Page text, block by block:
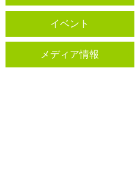
イベント
メディア情報